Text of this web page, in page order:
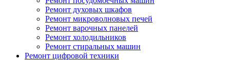
Ремонт духовых шкафов
Ремонт микроволновых печей
Ремонт варочных панелей
Ремонт холодильников
Ремонт стиральных машин
Ремонт цифровой техники